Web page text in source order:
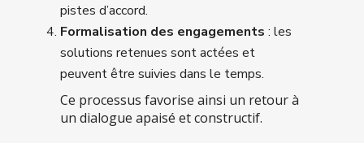
pistes d’accord.
Formalisation des engagements : les
solutions retenues sont actées et
peuvent être suivies dans le temps.
Ce processus favorise ainsi un retour à
un dialogue apaisé et constructif.